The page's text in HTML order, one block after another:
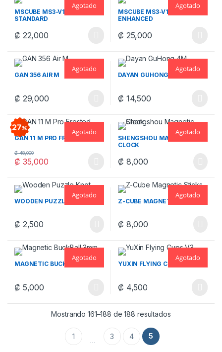
Agotado
MSCUBE MS3-V1 M 3×3
STANDARD
₡ 22,000
Este producto tiene múltiples variantes. Las opciones se
Agotado
MSCUBE MS3-V1 M 3X3
ENHANCED
₡ 25,000
Este producto tiene múltiples
Agotado
GAN 356 AIR M
₡ 29,000
Este producto tiene múltiples variantes. Las opciones se
Agotado
DAYAN GUHONG 4M
₡ 14,500
Este producto tiene múltiples
27 Agotado
GAN 11 M PRO FROSTED
₡ 35,000
₡48,000
Este producto tiene múltiples variantes. Las opciones se
Agotado
SHENGSHOU MAGNETIC
CLOCK
₡ 8,000
Agotado
WOODEN PUZZLE KNOT
₡ 2,500
Agotado
Z-CUBE MAGNETIC STICKS
₡ 8,000
Agotado
MAGNETIC BUCKBALL 3MM
₡ 5,000
Este producto tiene múltiples variantes. Las opciones se
Agotado
YUXIN FLYING CUPS V3
₡ 4,500
Este producto tiene múltiples
Mostrando 161–188 de 188 resultadosOrdenado por
1 … 3 4 5